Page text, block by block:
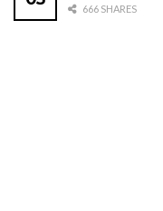
666 SHARES